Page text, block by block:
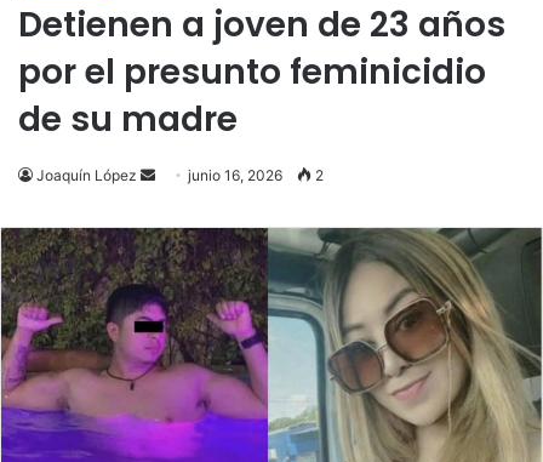
Detienen a joven de 23 años
por el presunto feminicidio
de su madre
Joaquín López
Send
email
junio 16, 2026 2